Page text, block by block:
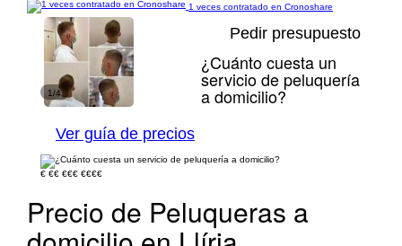
1 veces contratado en Cronoshare
1/4
Pedir presupuesto
¿Cuánto cuesta un
servicio de peluquería
a domicilio?
Ver guía de precios
€ €€ €€€ €€€€
Precio de Peluqueras a